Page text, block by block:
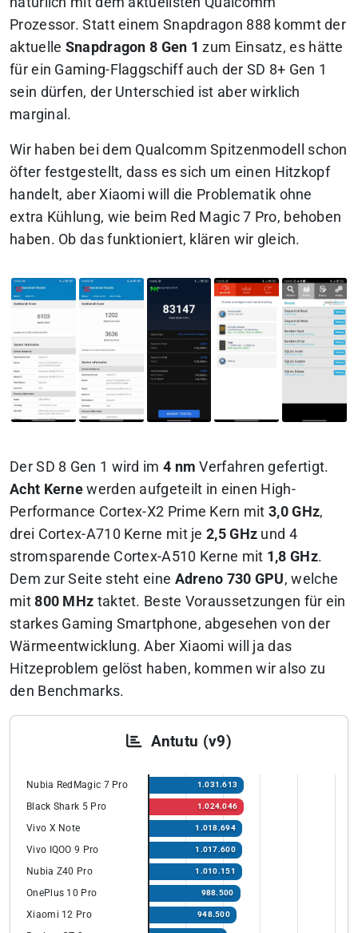
Prozessor. Statt einem Snapdragon 888 kommt der
aktuelle Snapdragon 8 Gen 1 zum Einsatz, es hätte
für ein Gaming-Flaggschiff auch der SD 8+ Gen 1
sein dürfen, der Unterschied ist aber wirklich
marginal.
Wir haben bei dem Qualcomm Spitzenmodell schon
öfter festgestellt, dass es sich um einen Hitzkopf
handelt, aber Xiaomi will die Problematik ohne
extra Kühlung, wie beim Red Magic 7 Pro, behoben
haben. Ob das funktioniert, klären wir gleich.
Der SD 8 Gen 1 wird im 4 nm Verfahren gefertigt.
Acht Kerne werden aufgeteilt in einen High-
Performance Cortex-X2 Prime Kern mit 3,0 GHz,
drei Cortex-A710 Kerne mit je 2,5 GHz und 4
stromsparende Cortex-A510 Kerne mit 1,8 GHz.
Dem zur Seite steht eine Adreno 730 GPU, welche
mit800 MHz taktet. Beste Voraussetzungen für ein
starkes Gaming Smartphone, abgesehen von der
Wärmeentwicklung. Aber Xiaomi will ja das
Hitzeproblem gelöst haben, kommen wir also zu
den Benchmarks.
Antutu (v9)
Nubia RedMagic 7 Pro 1.031.613
Black Shark 5 Pro 1.024.046
Vivo X Note 1.018.694
Vivo IQOO 9 Pro 1.017.600
Nubia Z40 Pro 1.010.151
OnePlus 10 Pro 988.500
Xiaomi 12 Pro 948.500